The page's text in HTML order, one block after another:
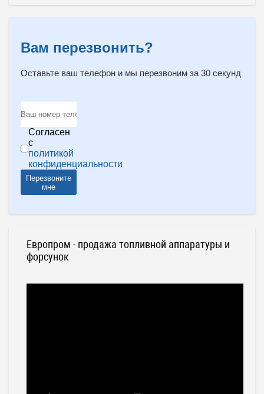
Вам перезвонить?
Оставьте ваш телефон и мы перезвоним за 30 секунд
Согласен
с
политикой
конфиденциальности
Перезвоните
мне
Европром - продажа топливной аппаратуры и
форсунок